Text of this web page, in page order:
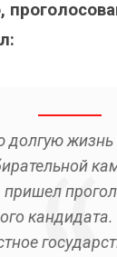
долгую жизнь
пришел